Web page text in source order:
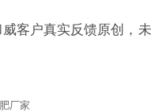
客户真实反馈原创，未
厂家